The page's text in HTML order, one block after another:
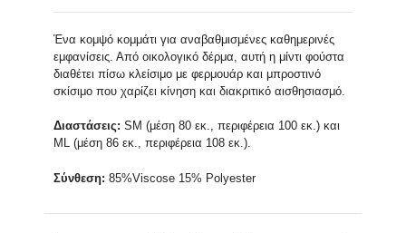
Ένα κομψό κομμάτι για αναβαθμισμένες καθημερινές
εμφανίσεις. Από οικολογικό δέρμα, αυτή η μίντι φούστα
διαθέτει πίσω κλείσιμο με φερμουάρ και μπροστινό
σκίσιμο που χαρίζει κίνηση και διακριτικό αισθησιασμό.
Διαστάσεις: SM (μέση 80 εκ., περιφέρεια 100 εκ.) και
ML (μέση 86 εκ., περιφέρεια 108 εκ.).
Σύνθεση: 85%Viscose 15% Polyester